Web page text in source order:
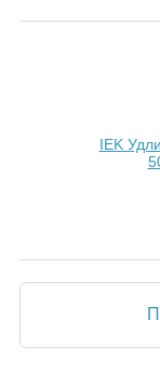
IEK